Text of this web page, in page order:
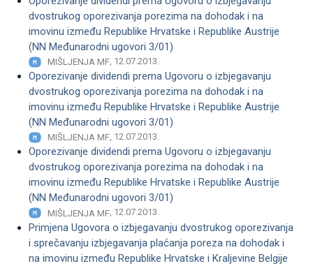
dvostrukog oporezivanja porezima na dohodak i na
imovinu između Republike Hrvatske i Republike Austrije
(NN Međunarodni ugovori 3/01)
MIŠLJENJA MF, 12.07.2013.
Oporezivanje dividendi prema Ugovoru o izbjegavanju
dvostrukog oporezivanja porezima na dohodak i na
imovinu između Republike Hrvatske i Republike Austrije
(NN Međunarodni ugovori 3/01)
MIŠLJENJA MF, 12.07.2013.
Oporezivanje dividendi prema Ugovoru o izbjegavanju
dvostrukog oporezivanja porezima na dohodak i na
imovinu između Republike Hrvatske i Republike Austrije
(NN Međunarodni ugovori 3/01)
MIŠLJENJA MF, 12.07.2013.
Primjena Ugovora o izbjegavanju dvostrukog oporezivanja
i sprečavanju izbjegavanja plaćanja poreza na dohodak i
na imovinu između Republike Hrvatske i Kraljevine Belgije